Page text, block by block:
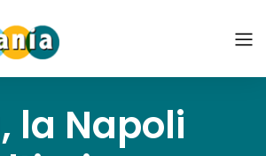
la Napoli